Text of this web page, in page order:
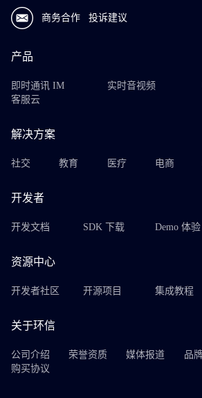
商务合作 投诉建议
产品
即时通讯 IM 实时音视频
客服云
解决方案
社交 教育 医疗 电商
开发者
开发文档 SDK 下载 Demo 体验
资源中心
开发者社区 开源项目 集成教程
关于环信
公司介绍 荣誉资质 媒体报道 品
购买协议